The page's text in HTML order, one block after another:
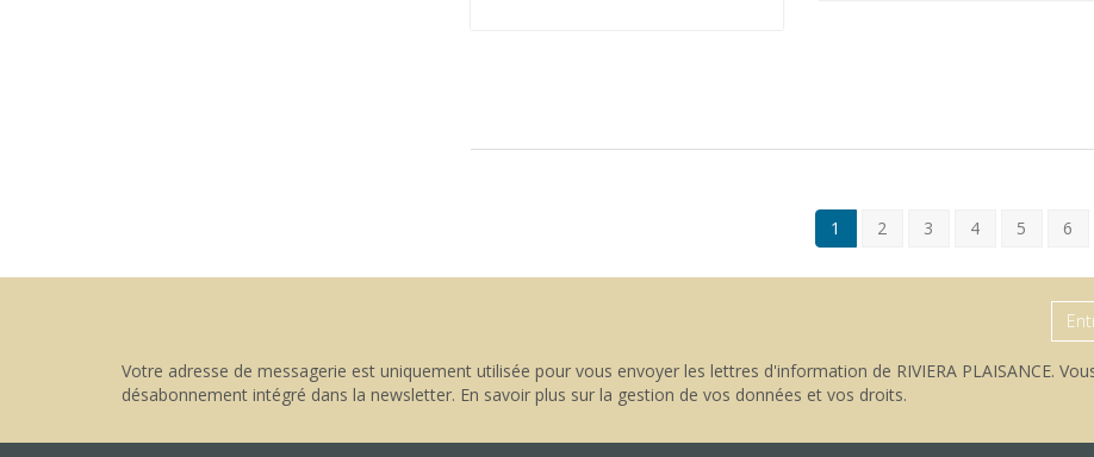
1 2 3 4 5 6
Votre adresse de messagerie est uniquement utilisée pour vous envoyer les lettres d'information de RIVIERA PLAISANCE.
désabonnement intégré dans la newsletter. En savoir plus sur la gestion de vos données et vos droits.